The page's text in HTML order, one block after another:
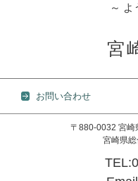
～ よ
宮
お問い合わせ
〒880-0032 宮崎
宮崎県